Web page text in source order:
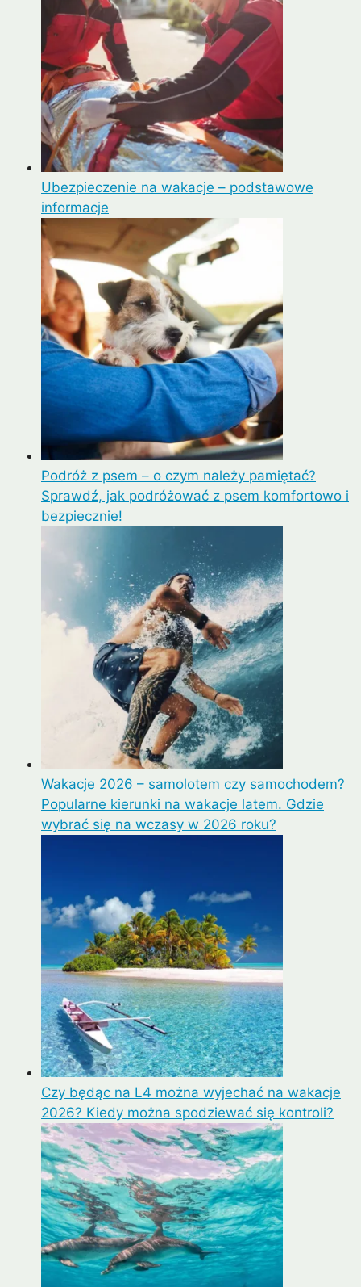
Ubezpieczenie na wakacje – podstawowe
informacje
Podróż z psem – o czym należy pamiętać?
Sprawdź, jak podróżować z psem komfortowo i
bezpiecznie!
Wakacje 2026 – samolotem czy samochodem?
Popularne kierunki na wakacje latem. Gdzie
wybrać się na wczasy w 2026 roku?
Czy będąc na L4 można wyjechać na wakacje
2026? Kiedy można spodziewać się kontroli?